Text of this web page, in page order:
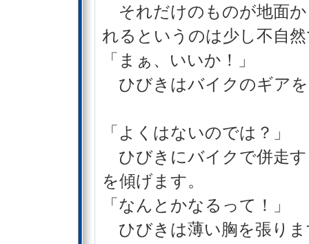
それだけのものが地面
れるというのは少し不自
「まぁ、いいか！」
ひびきはバイクのギア
「よくはないのでは？」
ひびきにバイクで併走
を傾げます。
「なんとかなるって！」
ひびきは薄い胸を張り